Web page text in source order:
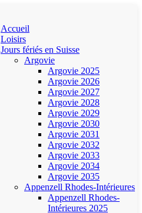
Accueil
Loisirs
Jours fériés en Suisse
Argovie
Argovie 2025
Argovie 2026
Argovie 2027
Argovie 2028
Argovie 2029
Argovie 2030
Argovie 2031
Argovie 2032
Argovie 2033
Argovie 2034
Argovie 2035
Appenzell Rhodes-Intérieures
Appenzell Rhodes-
Intérieures 2025